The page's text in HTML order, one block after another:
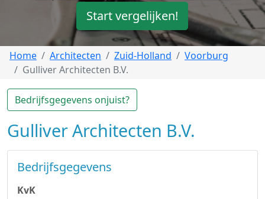
Start vergelijken!
Home Architecten Zuid-Holland
Voorburg
Gulliver Architecten B.V.
Bedrijfsgegevens onjuist?
Gulliver Architecten B.V.
Bedrijfsgegevens
KvK